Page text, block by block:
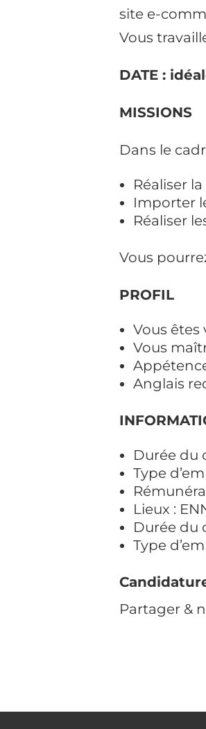
site e-
Vous
DATE :
MISSIONS
Dans le
Réaliser
Importer
Réaliser
Vous
PROFIL
Vous êtes
Vous
Anglais
Durée du
Type
Lieux :
Durée du
Type
Partager &